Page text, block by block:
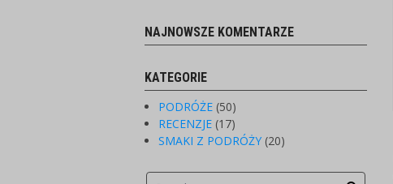
NAJNOWSZE KOMENTARZE
KATEGORIE
PODRÓŻE (50)
RECENZJE (17)
SMAKI Z PODRÓŻY (20)